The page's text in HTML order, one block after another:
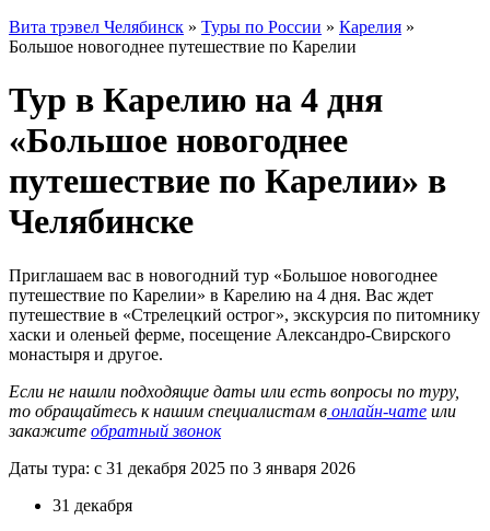
Вита трэвел Челябинск » Туры по России » Карелия »
Большое новогоднее путешествие по Карелии
Тур в Карелию на 4 дня
«Большое новогоднее
путешествие по Карелии» в
Челябинске
Приглашаем вас в новогодний тур «Большое новогоднее
путешествие по Карелии» в Карелию на 4 дня. Вас ждет
путешествие в «Стрелецкий острог», экскурсия по питомнику
хаски и оленьей ферме, посещение Александро-Свирского
монастыря и другое.
Если не нашли подходящие даты или есть вопросы по туру,
то обращайтесь к нашим специалистам в онлайн-чате или
закажите обратный звонок
Даты тура: с 31 декабря 2025 по 3 января 2026
31 декабря